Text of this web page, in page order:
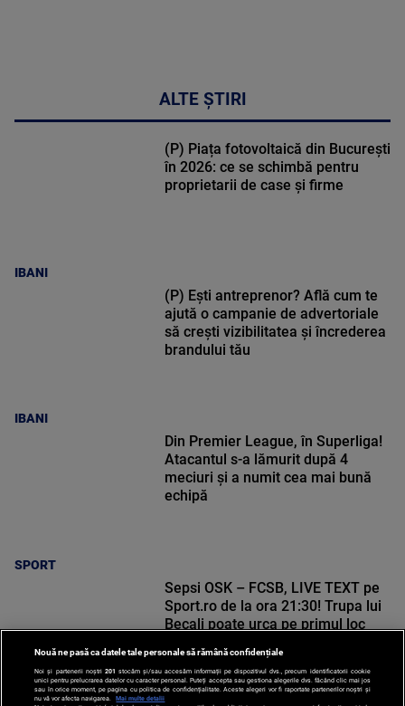
ALTE ȘTIRI
IBANI
(P) Piața fotovoltaică din București
în 2026: ce se schimbă pentru
proprietarii de case și firme
IBANI
(P) Ești antreprenor? Află cum te
ajută o campanie de advertoriale
să crești vizibilitatea și încrederea
brandului tău
SPORT
Din Premier League, în Superliga!
Atacantul s-a lămurit după 4
meciuri și a numit cea mai bună
echipă
Sepsi OSK – FCSB, LIVE TEXT pe
Sport.ro de la ora 21:30! Trupa lui
Becali poate urca pe primul loc
Nouă ne pasă ca datele tale personale să rămână confidențiale
Noi și partenerii noștri 201 stocăm și/sau accesăm informații pe dispozitivul dvs., precum identificatorii cookie
unici pentru prelucrarea datelor cu caracter personal. Puteți accepta sau gestiona alegerile dvs. făcând clic mai jos
sau în orice moment, pe pagina cu politica de confidențialitate. Aceste alegeri vor fi raportate partenerilor noștri și
nu vă vor afecta navigarea.
Mai multe detalii